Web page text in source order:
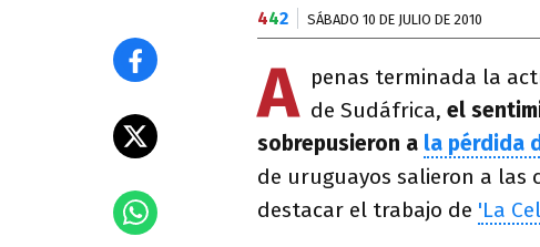
442 SÁBADO 10 DE JULIO DE 2010
A penas terminada la
de Sudáfrica, el
sobrepusieron a la pérdida
de uruguayos salieron a las
destacar el trabajo de 'La